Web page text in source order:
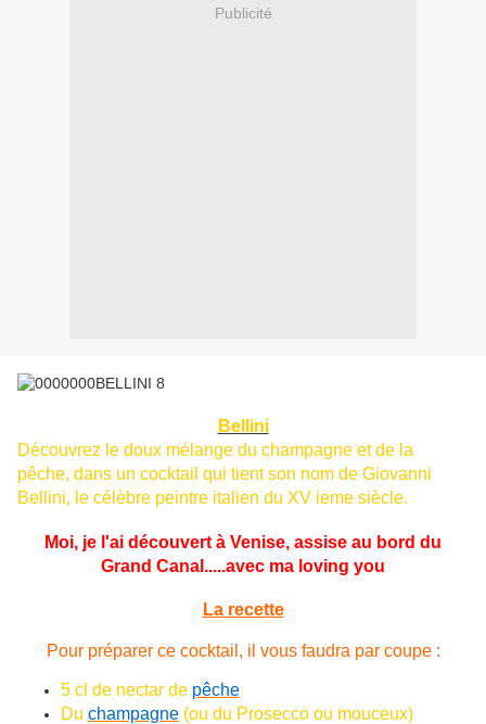
Publicité
Bellini
Découvrez le doux mélange du champagne et de la
pêche, dans un cocktail qui tient son nom de Giovanni
Bellini, le célèbre peintre italien du XV ieme siècle.
Moi, je l'ai découvert à Venise, assise au bord du
Grand Canal.....avec ma loving you
La recette
Pour préparer ce cocktail, il vous faudra par coupe :
5 cl de nectar de pêche
Du champagne (ou du Prosecco ou mouceux)